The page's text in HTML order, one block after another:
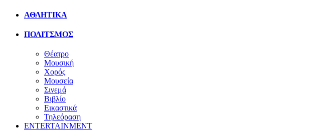
ΑΘΛΗΤΙΚΑ
ΠΟΛΙΤΣΜΟΣ
Θέατρο
Μουσική
Χορός
Μουσεία
Σινεμά
Βιβλίο
Εικαστικά
Τηλεόραση
ENTERTAINMENT